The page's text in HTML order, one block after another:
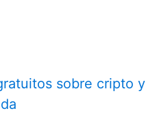
sobre cripto y